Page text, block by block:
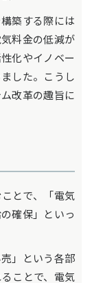
築する際には
料金の低減が
化やイノベー
した。こうし
改革の趣旨に
とで、「電気
確保」といっ
」という各部
ことで、電気